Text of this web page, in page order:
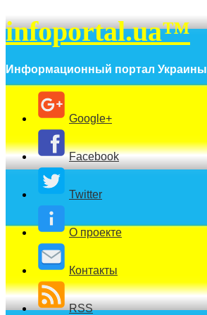
infoportal.ua™
Информационный портал Украины
Google+
Facebook
Twitter
О проекте
Контакты
RSS